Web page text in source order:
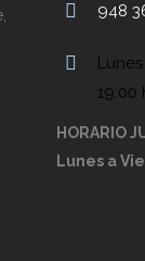
948
19:00
HORARIO
Lunes a